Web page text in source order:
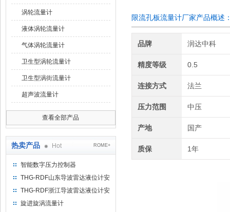
涡轮流量计
液体涡轮流量计
气体涡轮流量计
卫生型涡轮流量计
卫生型涡街流量计
超声波流量计
查看全部产品
热卖产品 Hot ROME+
智能数字压力控制器
THG-RDF山东导波雷达液位计安
装方法
THG-RDF浙江导波雷达液位计安
装方法
旋进旋涡流量计
限流孔板流量计厂家产品概述
品牌 润达中科
精度等级 0.5
连接方式 法兰
压力范围 中压
产地 国产
质保 1年